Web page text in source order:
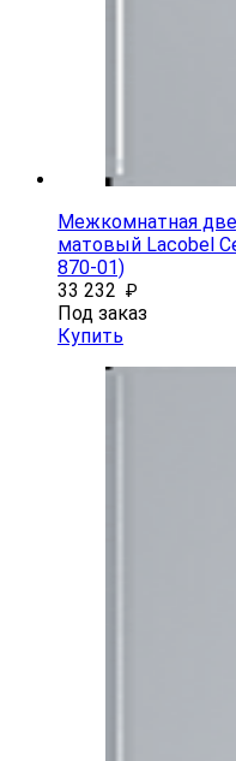
Межкомнатная
матовый Lacobel
870-01)
33 232 ₽
Под заказ
Купить